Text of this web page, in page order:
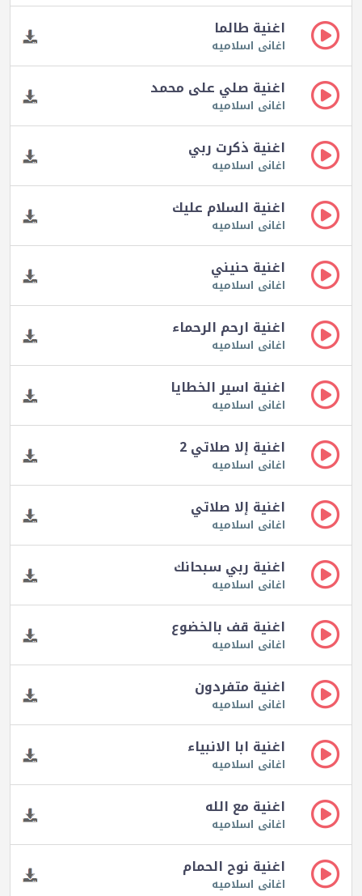
اغنية طالما
اغانى اسلاميه
اغنية صلي على محمد
اغانى اسلاميه
اغنية ذكرت ربي
اغانى اسلاميه
اغنية السلام عليك
اغانى اسلاميه
اغنية حنيني
اغانى اسلاميه
اغنية ارحم الرحماء
اغانى اسلاميه
اغنية اسير الخطايا
اغانى اسلاميه
اغنية إلا صلاتي 2
اغانى اسلاميه
اغنية إلا صلاتي
اغانى اسلاميه
اغنية ربي سبحانك
اغانى اسلاميه
اغنية قف بالخضوع
اغانى اسلاميه
اغنية متفردون
اغانى اسلاميه
اغنية ابا الانبياء
اغانى اسلاميه
اغنية مع الله
اغانى اسلاميه
اغنية نوح الحمام
اغانى اسلاميه